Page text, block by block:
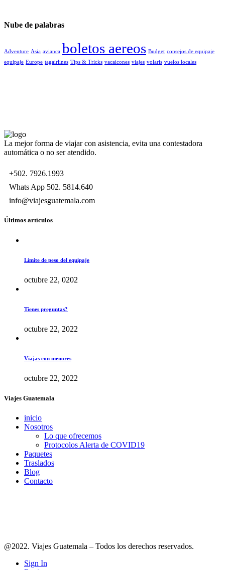
Nube de palabras
Adventure Asia avianca boletos aereos Budget consejos de equipaje
equipaje Europe tagairlines Tips & Tricks vacaicones viajes volaris vuelos locales
La mejor forma de viajar con asistencia, evita una contestadora
automática o no ser atendido.
+502. 7926.1993
Whats App 502. 5814.640
info@viajesguatemala.com
Últimos artículos
Límite de peso del equipaje
octubre 22, 0202
Tienes preguntas?
octubre 22, 2022
Viajas con menores
octubre 22, 2022
Viajes Guatemala
inicio
Nosotros
Lo que ofrecemos
Protocolos Alerta de COVID19
Paquetes
Traslados
Blog
Contacto
@2022. Viajes Guatemala – Todos los derechos reservados.
Sign In